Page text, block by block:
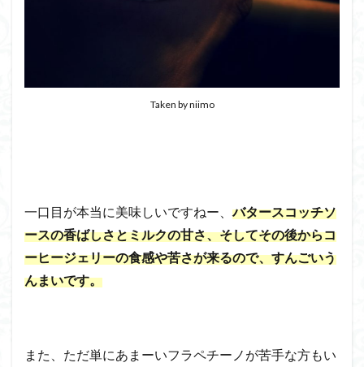
Taken by niimo
一口目が本当に美味しいですねー、 バタースコッチソ
ースの香ばしさとミルクの甘さ、そしてその後からコ
ーヒージェリーの食感や苦さが来るので、すんごいう
んまいです。
また、ただ単にあまーいフラペチーノが苦手な方もい